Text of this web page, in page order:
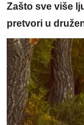
Zašto sve više
pretvori u